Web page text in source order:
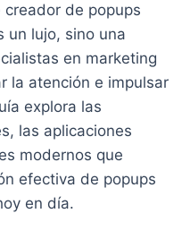
de popups
un lujo, sino una
en marketing
la atención e impulsar
explora las
las aplicaciones
modernos que
efectiva de popups
en día.